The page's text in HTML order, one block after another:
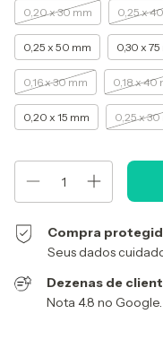
0,20 x 30 mm 0,25 x
0,25 x 50 mm 0,30 x 75
0,16 x 30 mm 0,18 x 40
0,20 x 15 mm 0,25 x 30
Compra
Seus dados
Dezenas de
Nota 4.8 no